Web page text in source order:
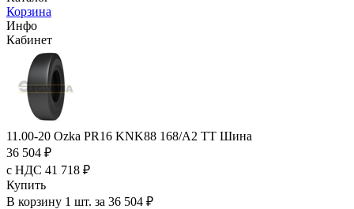
Корзина
Инфо
Кабинет
11.00-20 Ozka PR16 KNK88 168/A2 TT Шина
36 504 ₽
с НДС 41 718 ₽
Купить
В корзину 1 шт. за 36 504 ₽